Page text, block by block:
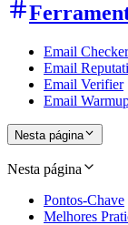
Email Checker
Email
Email Verifier
Email
Nesta página
Nesta página
Pontos-Chave
Melhores